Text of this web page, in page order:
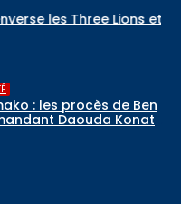
Lions et rejoint
: départ du premier
maliens vers l’Arabie